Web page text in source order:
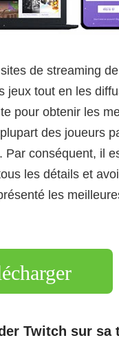
de streaming
jeux tout en les
pour obtenir les
des joueurs
Par conséquent, il
les détails et
les
Twitch sur sa